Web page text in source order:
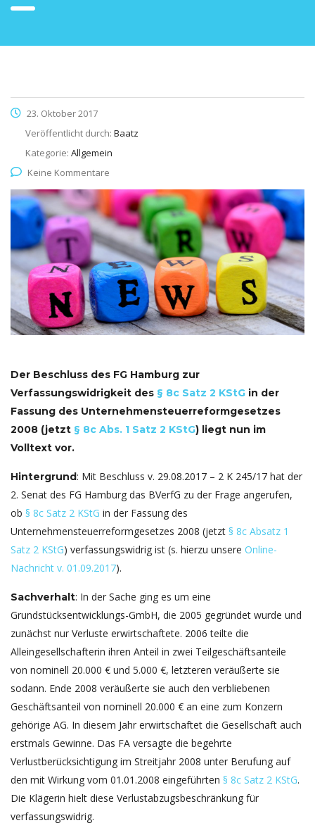
23. Oktober 2017
Veröffentlicht durch: Baatz
Kategorie: Allgemein
Keine Kommentare
Der Beschluss des FG Hamburg zur
Verfassungswidrigkeit des § 8c Satz 2 KStG in der
Fassung des Unternehmensteuerreformgesetzes
2008 (jetzt § 8c Abs. 1 Satz 2 KStG) liegt nun im
Volltext vor.
Hintergrund: Mit Beschluss v. 29.08.2017 – 2 K 245/17 hat der
2. Senat des FG Hamburg das BVerfG zu der Frage angerufen,
ob § 8c Satz 2 KStG in der Fassung des
Unternehmensteuerreformgesetzes 2008 (jetzt § 8c Absatz 1
Satz 2 KStG) verfassungswidrig ist (s. hierzu unsere Online-
Nachricht v. 01.09.2017).
Sachverhalt: In der Sache ging es um eine
Grundstücksentwicklungs-GmbH, die 2005 gegründet wurde und
zunächst nur Verluste erwirtschaftete. 2006 teilte die
Alleingesellschafterin ihren Anteil in zwei Teilgeschäftsanteile
von nominell 20.000 € und 5.000 €, letzteren veräußerte sie
sodann. Ende 2008 veräußerte sie auch den verbliebenen
Geschäftsanteil von nominell 20.000 € an eine zum Konzern
gehörige AG. In diesem Jahr erwirtschaftet die Gesellschaft auch
erstmals Gewinne. Das FA versagte die begehrte
Verlustberücksichtigung im Streitjahr 2008 unter Berufung auf
den mit Wirkung vom 01.01.2008 eingeführten § 8c Satz 2 KStG.
Die Klägerin hielt diese Verlustabzugsbeschränkung für
verfassungswidrig.